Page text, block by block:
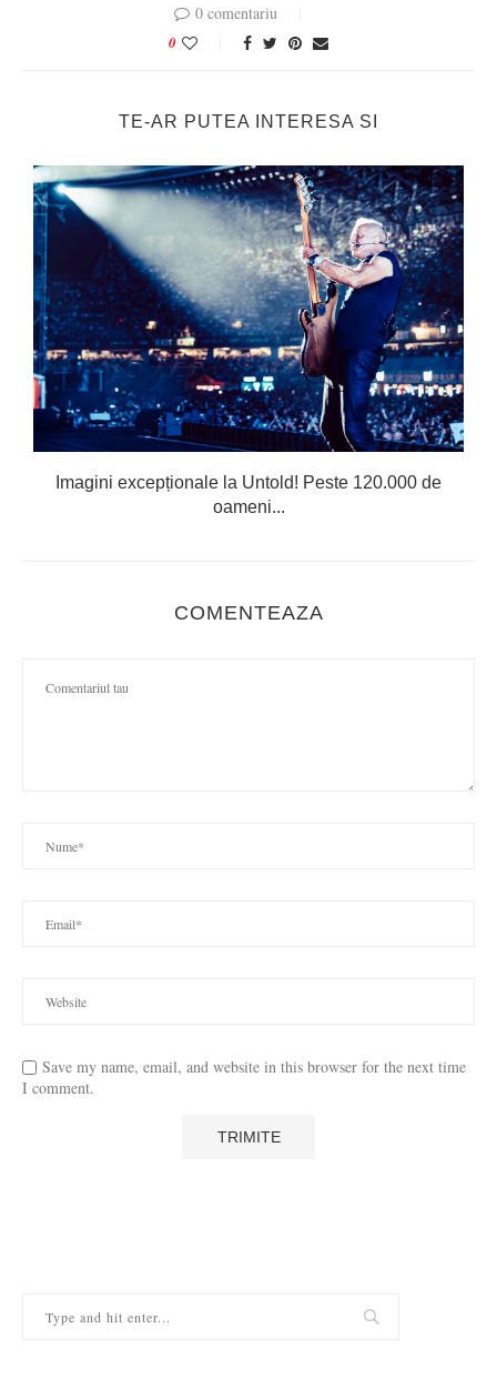
0 comentariu
0
TE-AR PUTEA INTERESA SI
Imagini excepționale la Untold! Peste 120.000 de
oameni...
COMENTEAZA
Save my name, email, and website in this browser for the next time
I comment.